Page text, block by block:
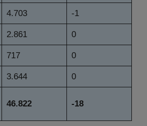
4.703 -1
2.861 0
717 0
3.644 0
46.822 -18